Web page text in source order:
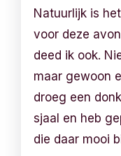
Natuurlijk is
voor deze
deed ik ook.
maar gewoon
droeg een
sjaal en heb
die daar mooi